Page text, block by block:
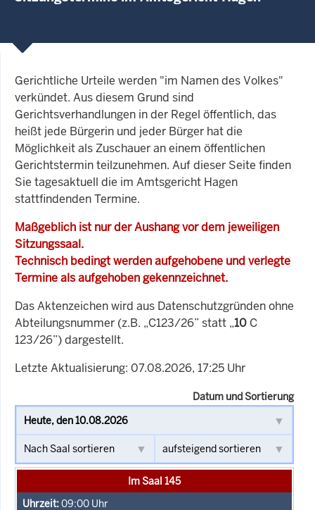
Gerichtliche Urteile werden "im Namen des Volkes"
verkündet. Aus diesem Grund sind
Gerichtsverhandlungen in der Regel öffentlich, das
heißt jede Bürgerin und jeder Bürger hat die
Möglichkeit als Zuschauer an einem öffentlichen
Gerichtstermin teilzunehmen. Auf dieser Seite finden
Sie tagesaktuell die im Amtsgericht Hagen
stattfindenden Termine.
Maßgeblich ist nur der Aushang vor dem jeweiligen
Sitzungssaal.
Technisch bedingt werden aufgehobene und verlegte
Termine als aufgehoben gekennzeichnet.
Das Aktenzeichen wird aus Datenschutzgründen ohne
Abteilungsnummer (z.B. „C123/26” statt „10 C
123/26”) dargestellt.
Letzte Aktualisierung: 07.08.2026, 17:25 Uhr
Datum und Sortierung
Im Saal 145
09:00 Uhr